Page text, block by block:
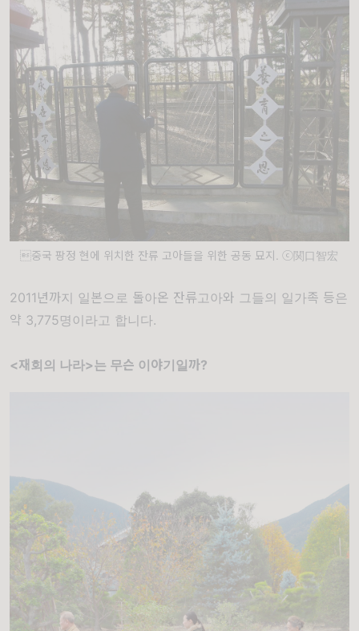
중국 팡정 현에 위치한 잔류 고아들을 위한 공동 묘지. ⓒ関口智宏
2011년까지 일본으로 돌아온 잔류고아와 그들의 일가족 등은
약 3,775명이라고 합니다.
<재회의 나라>는 무슨 이야기일까?